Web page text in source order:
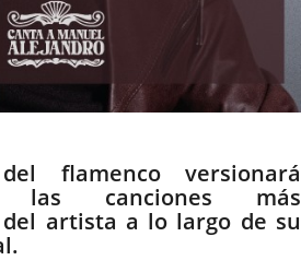
flamenco versionará
las canciones más
artista a lo largo de su